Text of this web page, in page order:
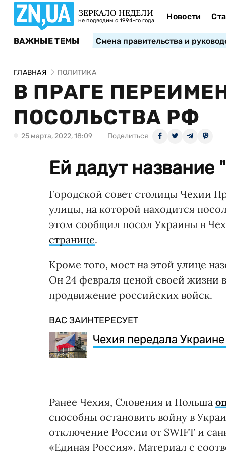
ЗЕРКАЛО НЕДЕЛИ
не подводим с 1994-го года Новости
ВАЖНЫЕ ТЕМЫ Смена правительства и
ГЛАВНАЯ ПОЛИТИКА
В ПРАГЕ
ПОСОЛЬСТВА РФ
25 марта, 2022, 18:09 Поделиться
Ей дадут название
Городской совет столицы Чехии
улицы, на которой находится
этом сообщил посол Украины в
странице.
Кроме того, мост на этой улице
Он 24 февраля ценой своей жизни
продвижение российских войск.
ВАС ЗАИНТЕРЕСУЕТ
Чехия передала
Ранее Чехия, Словения и Польша
способны остановить войну в
отключение России от SWIFT и
«Единая Россия». Материал с